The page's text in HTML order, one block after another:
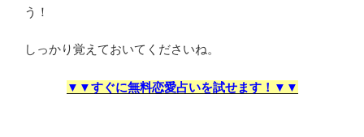
う！
しっかり覚えておいてくださいね。
▼▼すぐに無料恋愛占いを試せます！▼▼